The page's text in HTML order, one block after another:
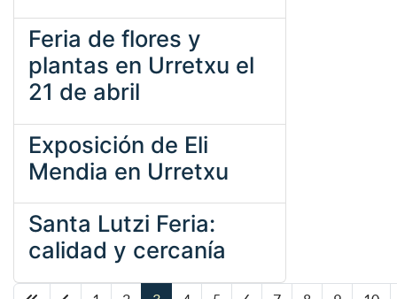
Feria de flores y
plantas en Urretxu el
21 de abril
Exposición de Eli
Mendia en Urretxu
Santa Lutzi Feria:
calidad y cercanía